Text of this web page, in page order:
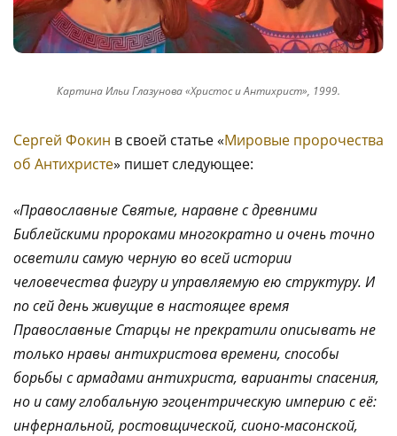
Картина Ильи Глазунова «Христос и Антихрист», 1999.
Сергей Фокин в своей статье «Мировые пророчества
об Антихристе» пишет следующее:
«Православные Святые, наравне с древними
Библейскими пророками многократно и очень точно
осветили самую черную во всей истории
человечества фигуру и управляемую ею структуру. И
по сей день живущие в настоящее время
Православные Старцы не прекратили описывать не
только нравы антихристова времени, способы
борьбы с армадами антихриста, варианты спасения,
но и саму глобальную эгоцентрическую империю с её:
инфернальной, ростовщической, сионо-масонской,